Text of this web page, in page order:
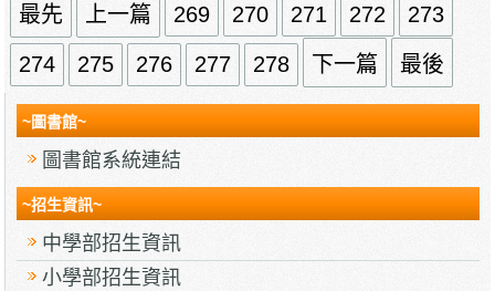
最先
上一篇 269 270 271 272 273
274 275 276 277 278 下一篇 最後
~圖書館~
圖書館系統連結
~招生資訊~
中學部招生資訊
小學部招生資訊